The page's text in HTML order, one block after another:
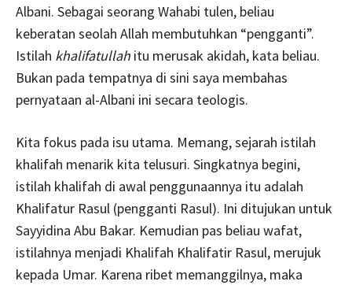
Albani. Sebagai seorang Wahabi tulen, beliau
keberatan seolah Allah membutuhkan “pengganti”.
Istilah khalifatullah itu merusak akidah, kata beliau.
Bukan pada tempatnya di sini saya membahas
pernyataan al-Albani ini secara teologis.
Kita fokus pada isu utama. Memang, sejarah istilah
khalifah menarik kita telusuri. Singkatnya begini,
istilah khalifah di awal penggunaannya itu adalah
Khalifatur Rasul (pengganti Rasul). Ini ditujukan untuk
Sayyidina Abu Bakar. Kemudian pas beliau wafat,
istilahnya menjadi Khalifah Khalifatir Rasul, merujuk
kepada Umar. Karena ribet memanggilnya, maka